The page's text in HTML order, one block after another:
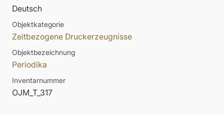
Deutsch
Objektkategorie
Zeitbezogene Druckerzeugnisse
Objektbezeichnung
Periodika
Inventarnummer
OJM_T_317